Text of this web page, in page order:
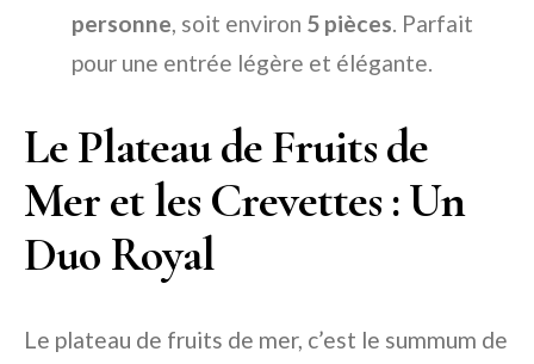
personne, soit environ 5 pièces. Parfait
pour une entrée légère et élégante.
Le Plateau de Fruits de
Mer et les Crevettes : Un
Duo Royal
Le plateau de fruits de mer, c’est le summum de